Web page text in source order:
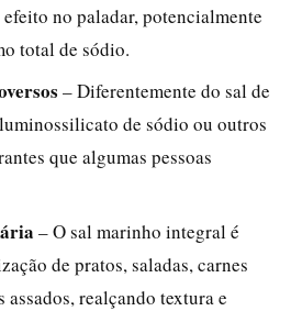
no paladar, potencialmente
total de sódio.
– Diferentemente do sal de
de sódio ou outros
que algumas pessoas
– O sal marinho integral é
de pratos, saladas, carnes
assados, realçando textura e